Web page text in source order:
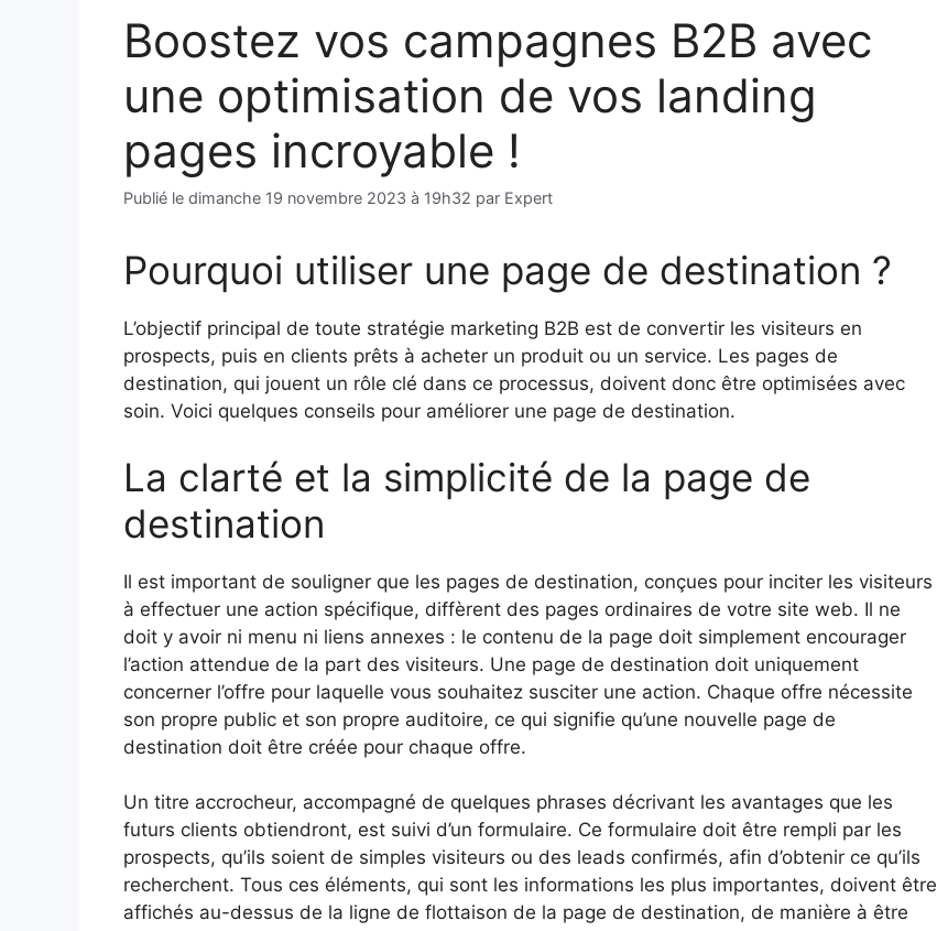
Boostez vos campagnes B2B avec
une optimisation de vos landing
pages incroyable !
Publié le dimanche 19 novembre 2023 à 19h32 par Expert
Pourquoi utiliser une page de destination ?
L’objectif principal de toute stratégie marketing B2B est de convertir les visiteurs en
prospects, puis en clients prêts à acheter un produit ou un service. Les pages de
destination, qui jouent un rôle clé dans ce processus, doivent donc être optimisées avec
soin. Voici quelques conseils pour améliorer une page de destination.
La clarté et la simplicité de la page de
destination
Il est important de souligner que les pages de destination, conçues pour inciter les visiteurs
à effectuer une action spécifique, diffèrent des pages ordinaires de votre site web. Il ne
doit y avoir ni menu ni liens annexes : le contenu de la page doit simplement encourager
l’action attendue de la part des visiteurs. Une page de destination doit uniquement
concerner l’offre pour laquelle vous souhaitez susciter une action. Chaque offre nécessite
son propre public et son propre auditoire, ce qui signifie qu’une nouvelle page de
destination doit être créée pour chaque offre.
Un titre accrocheur, accompagné de quelques phrases décrivant les avantages que les
futurs clients obtiendront, est suivi d’un formulaire. Ce formulaire doit être rempli par les
prospects, qu’ils soient de simples visiteurs ou des leads confirmés, afin d’obtenir ce qu’ils
recherchent. Tous ces éléments, qui sont les informations les plus importantes, doivent être
affichés au-dessus de la ligne de flottaison de la page de destination, de manière à être